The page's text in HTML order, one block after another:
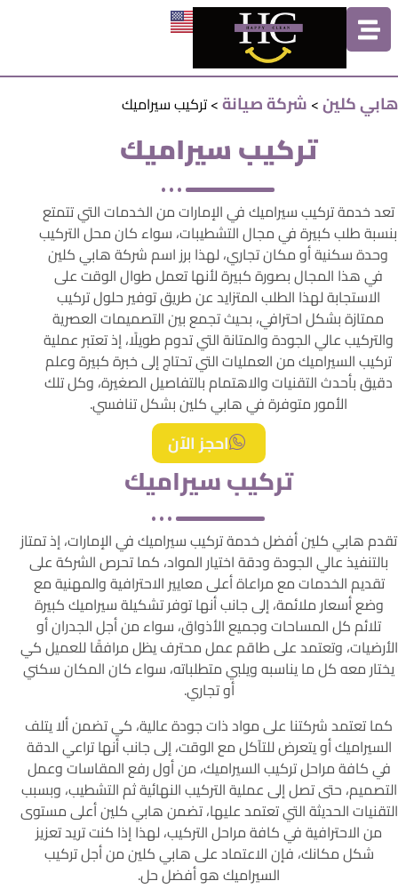
هابي كلين> شركة صيانة>تركيب سيراميك
تركيب سيراميك
تعد خدمة تركيب سيراميك في الإمارات من الخدمات التي تتمتع
بنسبة طلب كبيرة في مجال التشطيبات، سواء كان محل التركيب
وحدة سكنية أو مكان تجاري، لهذا برز اسم شركة هابي كلين
في هذا المجال بصورة كبيرة لأنها تعمل طوال الوقت على
الاستجابة لهذا الطلب المتزايد عن طريق توفير حلول تركيب
ممتازة بشكل احترافي، بحيث تجمع بين التصميمات العصرية
والتركيب عالي الجودة والمتانة التي تدوم طويلًا، إذ تعتبر عملية
تركيب السيراميك من العمليات التي تحتاج إلى خبرة كبيرة وعلم
دقيق بأحدث التقنيات والاهتمام بالتفاصيل الصغيرة، وكل تلك
الأمور متوفرة في هابي كلين بشكل تنافسي.
احجز الآن
تركيب سيراميك
تقدم هابي كلين أفضل خدمة تركيب سيراميك في الإمارات، إذ تمتاز
بالتنفيذ عالي الجودة ودقة اختيار المواد، كما تحرص الشركة على
تقديم الخدمات مع مراعاة أعلى معايير الاحترافية والمهنية مع
وضع أسعار ملائمة، إلى جانب أنها توفر تشكيلة سيراميك كبيرة
تلائم كل المساحات وجميع الأذواق، سواء من أجل الجدران أو
الأرضيات، وتعتمد على طاقم عمل محترف يظل مرافقًا للعميل كي
يختار معه كل ما يناسبه ويلبي متطلباته، سواء كان المكان سكني
أو تجاري.
كما تعتمد شركتنا على مواد ذات جودة عالية، كي تضمن ألا يتلف
السيراميك أو يتعرض للتآكل مع الوقت، إلى جانب أنها تراعي الدقة
في كافة مراحل تركيب السيراميك، من أول رفع المقاسات وعمل
التصميم، حتى تصل إلى عملية التركيب النهائية ثم التشطيب، وبسبب
التقنيات الحديثة التي تعتمد عليها، تضمن هابي كلين أعلى مستوى
من الاحترافية في كافة مراحل التركيب، لهذا إذا كنت تريد تعزيز
شكل مكانك، فإن الاعتماد على هابي كلين من أجل تركيب
السيراميك هو أفضل حل.